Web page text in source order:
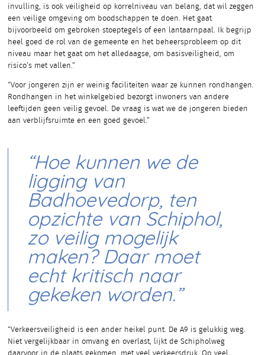
invulling, is ook veiligheid op korrelniveau van belang, dat wil zeggen
een veilige omgeving om boodschappen te doen. Het gaat
bijvoorbeeld om gebroken stoeptegels of een lantaarnpaal. Ik begrijp
heel goed de rol van de gemeente en het beheersprobleem op dit
niveau maar het gaat om het alledaagse, om basisveiligheid, om
risico’s met vallen.”
“Voor jongeren zijn er weinig faciliteiten waar ze kunnen rondhangen.
Rondhangen in het winkelgebied bezorgt inwoners van andere
leeftijden geen veilig gevoel. De vraag is wat we de jongeren bieden
aan verblijfsruimte en een goed gevoel.”
“Hoe kunnen we de
ligging van
Badhoevedorp, ten
opzichte van Schiphol,
zo veilig mogelijk
maken? Daar moet
echt kritisch naar
gekeken worden.”
“Verkeersveiligheid is een ander heikel punt. De A9 is gelukkig weg.
Niet vergelijkbaar in omvang en overlast, lijkt de Schipholweg